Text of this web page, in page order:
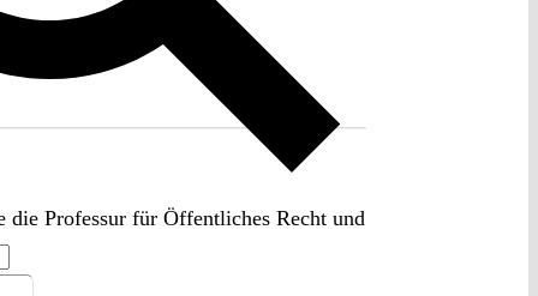
Professur für Öffentliches Recht und